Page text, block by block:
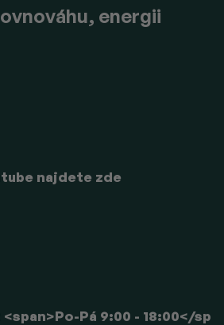
energii
Pá 9:00 - 18:00</sp
najdete zde